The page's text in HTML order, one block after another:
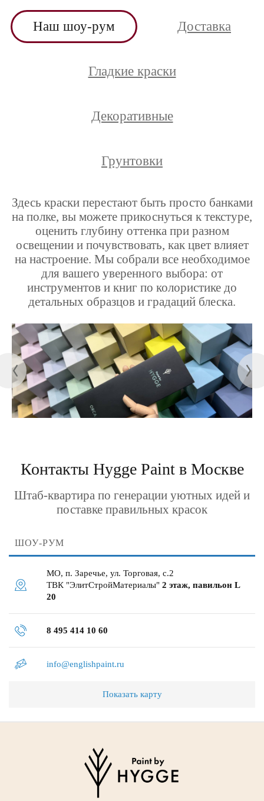
Наш шоу-рум Доставка
Гладкие краски
Декоративные
Грунтовки
Здесь краски перестают быть просто банками
на полке, вы можете прикоснуться к текстуре,
оценить глубину оттенка при разном
освещении и почувствовать, как цвет влияет
на настроение. Мы собрали все необходимое
для вашего уверенного выбора: от
инструментов и книг по колористике до
детальных образцов и градаций блеска.
Контакты Hygge Paint в Москве
Штаб-квартира по генерации уютных идей и
поставке правильных красок
ШОУ-РУМ
МО, п. Заречье, ул. Торговая, с.2
ТВК "ЭлитСтройМатериалы" 2 этаж, павильон L
20
8 495 414 10 60
info@englishpaint.ru
Показать карту